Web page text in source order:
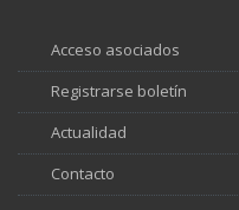
Acceso asociados
Registrarse boletín
Actualidad
Contacto